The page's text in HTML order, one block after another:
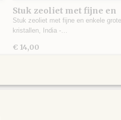
Stuk zeoliet met fijne en
enkele grotere
India - 314 gram - 10,5 x 8
Stuk zeoliet met fijne en enkele
kristallen, India -…
€ 14,00